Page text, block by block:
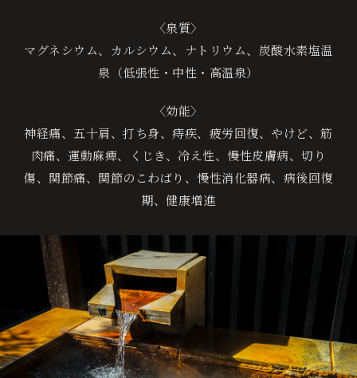
〈泉質〉
マグネシウム、カルシウム、ナトリウム、炭酸水素塩温
泉（低張性・中性・高温泉）
〈効能〉
神経痛、五十肩、打ち身、痔疾、疲労回復、やけど、筋
肉痛、運動麻痺、くじき、冷え性、慢性皮膚病、切り
傷、関節痛、関節のこわばり、慢性消化器病、病後回復
期、健康増進